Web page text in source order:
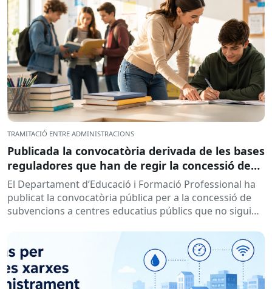
TRAMITACIÓ ENTRE ADMINISTRACIONS
Publicada la convocatòria derivada de les bases
reguladores que han de regir la concessió de
subvencions a centres educatius, per al
desenvolupament de programes de formació i
inserció, durant el curs 2026-2027
El Departament d’Educació i Formació Professional ha
publicat la convocatòria pública per a la concessió de
subvencions a centres educatius públics que no siguin